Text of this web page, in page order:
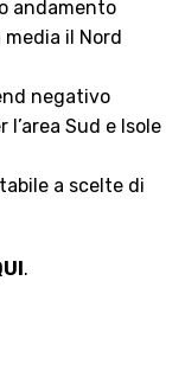
andamento
il Nord
negativo
l’area Sud e Isole
a scelte di
.